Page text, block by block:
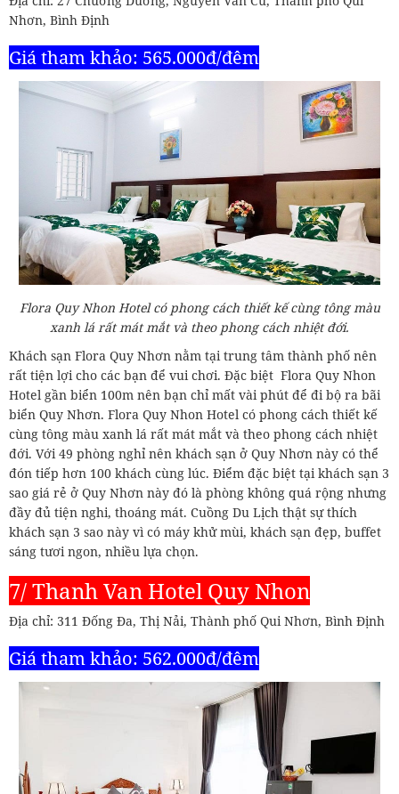
Nhơn, Bình Định
Giá tham khảo: 565.000đ/đêm
Flora Quy Nhon Hotel có phong cách thiết kế cùng tông màu
xanh lá rất mát mắt và theo phong cách nhiệt đới.
Khách sạn Flora Quy Nhơn nằm tại trung tâm thành phố nên
rất tiện lợi cho các bạn để vui chơi. Đặc biệt Flora Quy Nhon
Hotel gần biển 100m nên bạn chỉ mất vài phút để đi bộ ra bãi
biển Quy Nhơn. Flora Quy Nhon Hotel có phong cách thiết kế
cùng tông màu xanh lá rất mát mắt và theo phong cách nhiệt
đới. Với 49 phòng nghỉ nên khách sạn ở Quy Nhơn này có thể
đón tiếp hơn 100 khách cùng lúc. Điểm đặc biệt tại khách sạn 3
sao giá rẻ ở Quy Nhơn này đó là phòng không quá rộng nhưng
đầy đủ tiện nghi, thoáng mát. Cuồng Du Lịch thật sự thích
khách sạn 3 sao này vì có máy khử mùi, khách sạn đẹp, buffet
sáng tươi ngon, nhiều lựa chọn.
7/ Thanh Van Hotel Quy Nhon
Địa chỉ: 311 Đống Đa, Thị Nải, Thành phố Qui Nhơn, Bình Định
Giá tham khảo: 562.000đ/đêm